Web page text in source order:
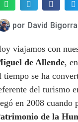
por David Bigorra
viajamos con
de Allende,
tiempo se ha
del turismo
en 2008 cuando
de la